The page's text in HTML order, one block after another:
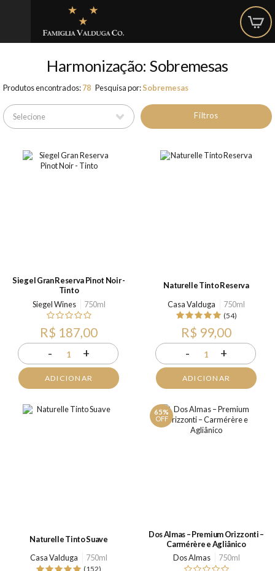
Harmonização: Sobremesas
Produtos encontrados:78 Pesquisa por:Sobremesas
Filtros
Siegel Gran Reserva Pinot Noir -
Tinto
Siegel Wines
750ml
R$ 187,00
- 1 +
ADICIONAR
Naturelle Tinto Reserva
Casa Valduga
750ml
(54)
R$ 99,00
- 1 +
ADICIONAR
Naturelle Tinto Suave
Casa Valduga
750ml
(152)
65%
OFF
Dos Almas – Premium Orizzonti –
Carmérère e Agliânico
Dos Almas
750ml